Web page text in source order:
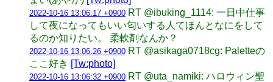
2022-10-16 13:06:17 +0900 RT @ibuking_1114: 一日中仕事
して夜になってもいい匂いする人てほんとなにをして
るのか知りたい。 柔軟剤なんか？
2022-10-16 13:06:26 +0900 RT @asikaga0718cg: Paletteの
ここ好き [Tw:photo]
2022-10-16 13:06:32 +0900 RT @uta_namiki: ハロウィン聖